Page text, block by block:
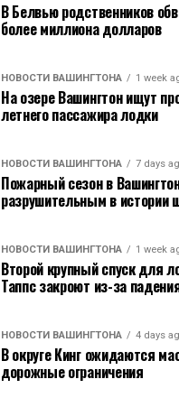
В Белвью родственников
более миллиона долларов
НОВОСТИ ВАШИНГТОНА 1 week
На озере Вашингтон ищут
летнего пассажира лодки
НОВОСТИ ВАШИНГТОНА 7 days
Пожарный сезон в
разрушительным в истории
НОВОСТИ ВАШИНГТОНА 1 week
Второй крупный спуск для
Таппс закроют из-за
НОВОСТИ ВАШИНГТОНА 4 days
В округе Кинг ожидаются
дорожные ограничения